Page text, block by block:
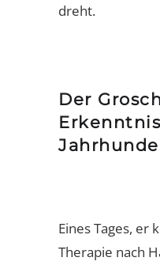
dreht.
Der
Eines Tages, er
Therapie nach